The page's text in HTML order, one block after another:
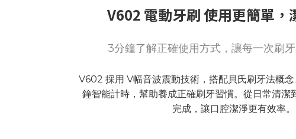
V602 電動牙刷 使用更簡單，
3分鐘了解正確使用方式，讓每一次刷牙
V602 採用 V幅音波震動技術，搭配貝氏刷牙法概
鐘智能計時，幫助養成正確刷牙習慣。從日常清潔
完成，讓口腔潔淨更有效率。